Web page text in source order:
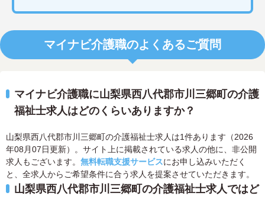
マイナビ介護職のよくあるご質問
マイナビ介護職に山梨県西八代郡市川三郷町の介護
福祉士求人はどのくらいありますか？
山梨県西八代郡市川三郷町の介護福祉士求人は1件あります（2026
年08月07日更新）。サイト上に掲載されている求人の他に、非公開
求人もございます。 無料転職支援サービスにお申し込みいただく
と、全求人からご希望条件に合う求人を提案させていただきます。
山梨県西八代郡市川三郷町の介護福祉士求人ではど